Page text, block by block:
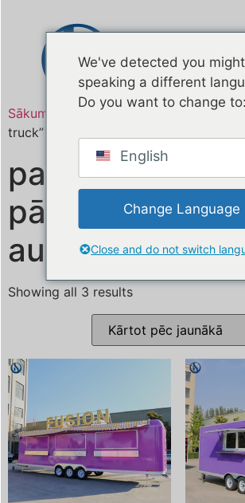
Sākums
/ Produkts atzīmēts “custom
truck”
pasūtījuma
pārtikas kravas
automašīna
Showing all 3 results
We've detected you
speaking a different
Do you want to change to:
English
Change Language
Close and do not switch